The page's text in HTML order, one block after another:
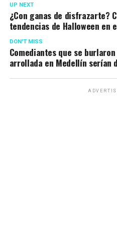
UP NEXT
¿Con ganas de disfrazarte?
tendencias de Halloween en
DON'T MISS
Comediantes que se
arrollada en Medellín serían